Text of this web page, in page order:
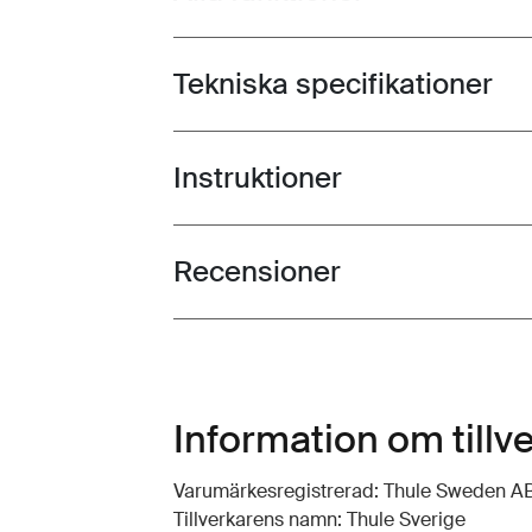
Toggle techspec
Tekniska specifikationer
Toggle guides and instructions
Instruktioner
Toggle overview
Recensioner
Information om
Varumärkesregistrerad: Thule Sweden
Tillverkarens namn: Thule Sverige